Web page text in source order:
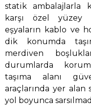
statik ambalajlarla
karşı özel yüzey
eşyaların kablo ve
dik konumda
merdiven
durumlarda
taşıma alanı
araçlarında yer alan
yol boyunca